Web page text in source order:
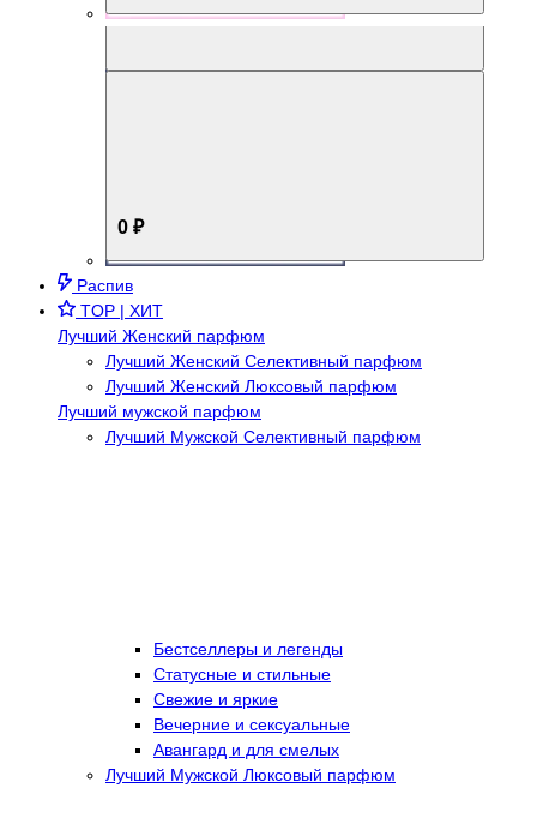
0 ₽
Распив
TOP | ХИТ
Лучший Женский парфюм
Лучший Женский Селективный парфюм
Лучший Женский Люксовый парфюм
Лучший мужской парфюм
Лучший Мужской Селективный парфюм
Бестселлеры и легенды
Статусные и стильные
Свежие и яркие
Вечерние и сексуальные
Авангард и для смелых
Лучший Мужской Люксовый парфюм